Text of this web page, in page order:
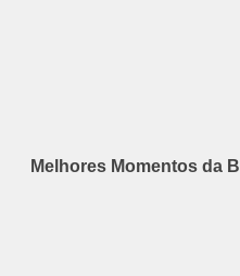
Melhores Momentos da